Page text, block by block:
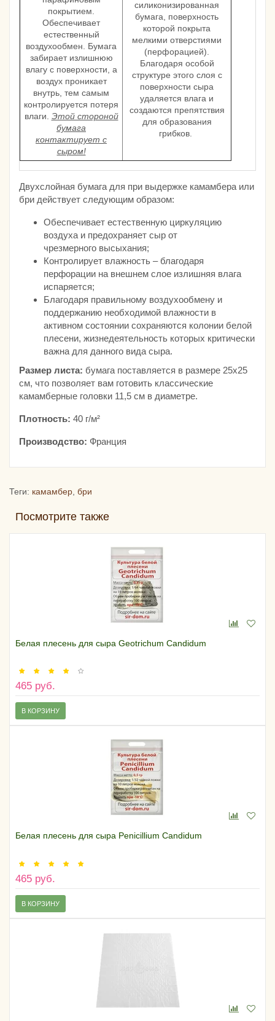
покрытием.
Обеспечивает
естественный
воздухообмен. Бумага
забирает излишнюю
влагу с поверхности, а
воздух проникает
внутрь, тем самым
контролируется потеря
влаги. Этой стороной
бумага
контактирует с
сыром!
силиконизированная
бумага, поверхность
которой покрыта
мелкими отверстиями
(перфорацией).
Благодаря особой
структуре этого слоя с
поверхности сыра
удаляется влага и
создаются препятствия
для образования
грибков.
Двухслойная бумага для при выдержке камамбера или
бри действует следующим образом:
Обеспечивает естественную циркуляцию
воздуха и предохраняет сыр от
чрезмерного высыхания;
Контролирует влажность – благодаря
перфорации на внешнем слое излишняя влага
испаряется;
Благодаря правильному воздухообмену и
поддержанию необходимой влажности в
активном состоянии сохраняются колонии белой
плесени, жизнедеятельность которых критически
важна для данного вида сыра.
Размер листа: бумага поставляется в размере 25х25
см, что позволяет вам готовить классические
камамберные головки 11,5 см в диаметре.
Плотность: 40 г/м²
Производство: Франция
Теги: камамбер бри
Посмотрите также
Белая плесень для сыра Geotrichum Candidum
465 руб.
В КОРЗИНУ
Белая плесень для сыра Penicillium Candidum
465 руб.
В КОРЗИНУ